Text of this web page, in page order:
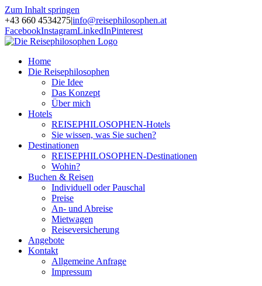
Zum Inhalt springen
+43 660 4534275|info@reisephilosophen.at
FacebookInstagramLinkedInPinterest
Home
Die Reisephilosophen
Die Idee
Das Konzept
Über mich
Hotels
REISEPHILOSOPHEN-Hotels
Sie wissen, was Sie suchen?
Destinationen
REISEPHILOSOPHEN-Destinationen
Wohin?
Buchen & Reisen
Individuell oder Pauschal
Preise
An- und Abreise
Mietwagen
Reiseversicherung
Angebote
Kontakt
Allgemeine Anfrage
Impressum